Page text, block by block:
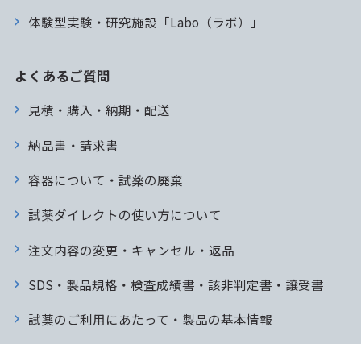
体験型実験・研究施設「Labo（ラボ）」
よくあるご質問
見積・購入・納期・配送
納品書・請求書
容器について・試薬の廃棄
試薬ダイレクトの使い方について
注文内容の変更・キャンセル・返品
SDS・製品規格・検査成績書・該非判定書・譲受書
試薬のご利用にあたって・製品の基本情報